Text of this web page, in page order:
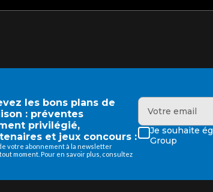
les bons plans de
: préventes
privilégié,
et jeux concours :
votre abonnement à la newsletter
moment. Pour en savoir plus, consultez
Je souhaite
Group